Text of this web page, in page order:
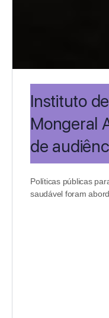
Instituto
Mongeral
de
Políticas públicas
saudável foram